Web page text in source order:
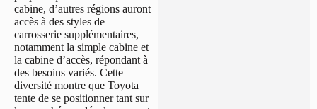
cabine, d’autres régions auront
accès à des styles de
carrosserie supplémentaires,
notamment la simple cabine et
la cabine d’accès, répondant à
des besoins variés. Cette
diversité montre que Toyota
tente de se positionner tant sur